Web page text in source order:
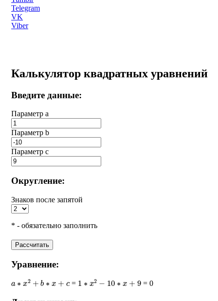
Telegram
VK
Viber
Калькулятор квадратных уравнений
Введите данные:
Параметр a
Параметр b
Параметр с
Округление:
Знаков после запятой
* - обязательно заполнить
Рассчитать
Уравнение:
2 b ∗ = 1 2 10 ∗ = 0